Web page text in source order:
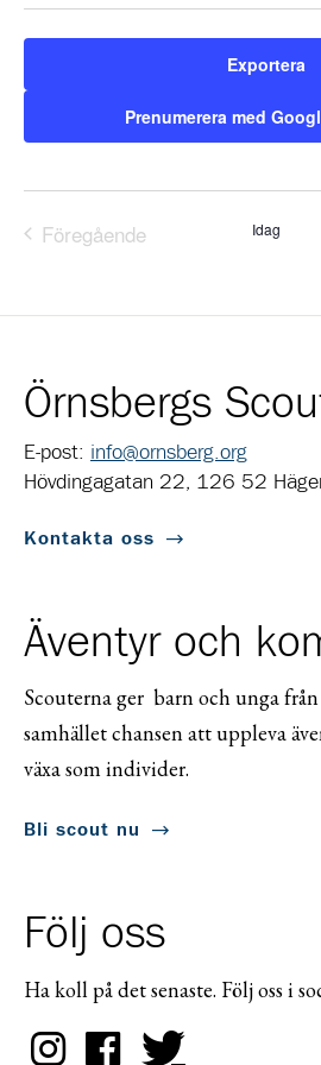
datum.
Exportera
Prenumerera med
Föregående
Idag
Örnsbergs
E-post: info@ornsberg.org
Hövdingagatan 22, 126 52
Kontakta oss
Äventyr och
Scouterna ger barn och unga
samhället chansen att uppleva
växa som individer.
Bli scout nu
Följ oss
Ha koll på det senaste. Följ oss i